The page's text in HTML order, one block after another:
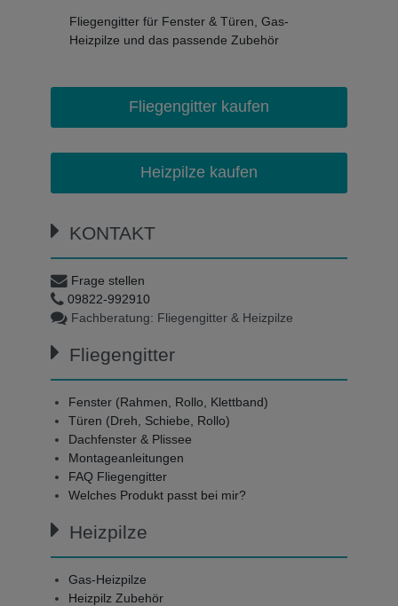
Fliegengitter für Fenster & Türen, Gas-
Heizpilze und das passende Zubehör
Fliegengitter kaufen
Heizpilze kaufen
KONTAKT
Frage stellen
09822-992910
Fachberatung: Fliegengitter & Heizpilze
Fliegengitter
Fenster (Rahmen, Rollo, Klettband)
Türen (Dreh, Schiebe, Rollo)
Dachfenster & Plissee
Montageanleitungen
FAQ Fliegengitter
Welches Produkt passt bei mir?
Heizpilze
Gas-Heizpilze
Heizpilz Zubehör